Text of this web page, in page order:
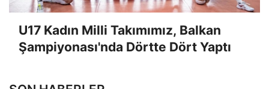
U17 Kadın Milli Takımımız, Balkan
Şampiyonası'nda Dörtte Dört Yaptı